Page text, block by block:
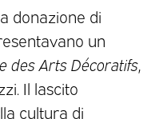
donazione di
un
des Arts Décoratifs
Il lascito
cultura di